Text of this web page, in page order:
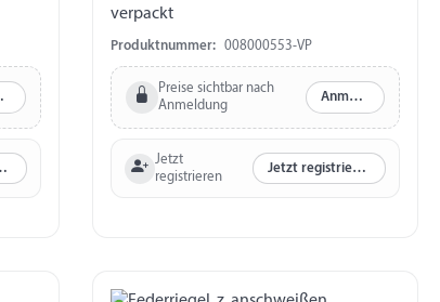
verpackt
Produktnummer: 008000553-VP
Preise sichtbar nach
Anmeldung
Anmelden
Jetzt
registrieren
Jetzt registrieren